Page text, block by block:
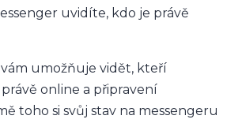
uvidíte, kdo je právě
umožňuje vidět, kteří
online a připravení
toho si svůj stav na messengeru